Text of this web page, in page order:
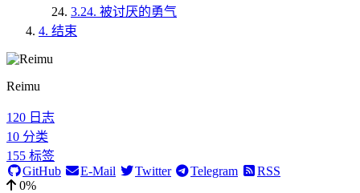
3.24. 被讨厌的勇气
4. 结束
Reimu
120 日志
10 分类
155 标签
GitHub
E-Mail Twitter Telegram
RSS
0%